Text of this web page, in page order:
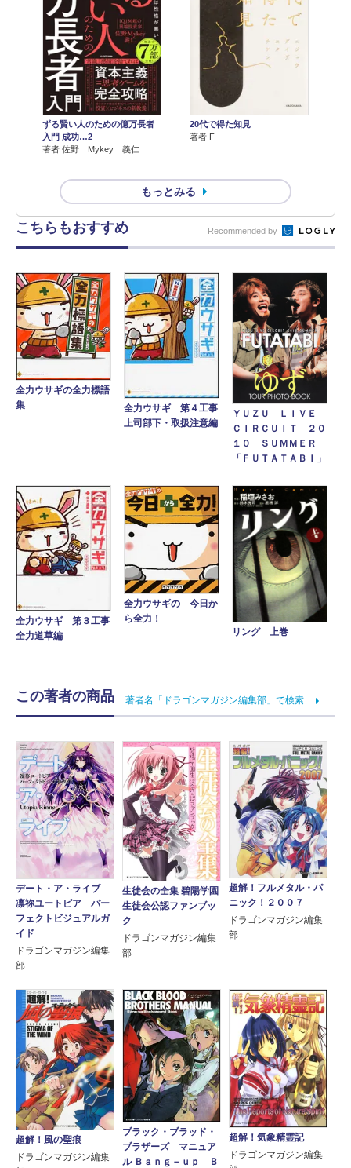
ずる賢い人のための億万長者
入門 成功…2
著者 佐野 Mykey 義仁
20代で得た知見
著者 F
もっとみる
こちらもおすすめ Recommended by
全力ウサギの全力標語
集
全力ウサギ 第４工事
上司部下・取扱注意編
ＹＵＺＵ ＬＩＶＥ
ＣＩＲＣＵＩＴ ２０
１０ ＳＵＭＭＥＲ
「ＦＵＴＡＴＡＢＩ」
全力ウサギ 第３工事
全力道草編
全力ウサギの 今日か
ら全力！
リング 上巻
この著者の商品 著者名「ドラゴンマガジン編集部」で検索
デート・ア・ライブ
凛祢ユートピア パー
フェクトビジュアルガ
イド
ドラゴンマガジン編集
部
生徒会の全集 碧陽学園
生徒会公認ファンブッ
ク
ドラゴンマガジン編集
部
超解！フルメタル・パ
ニック！２００７
ドラゴンマガジン編集
部
超解！風の聖痕
ドラゴンマガジン編集
ブラック・ブラッド・
ブラザーズ マニュア
ル Ｂａｎｇ－ｕｐ Ｂ
超解！気象精霊記
ドラゴンマガジン編集